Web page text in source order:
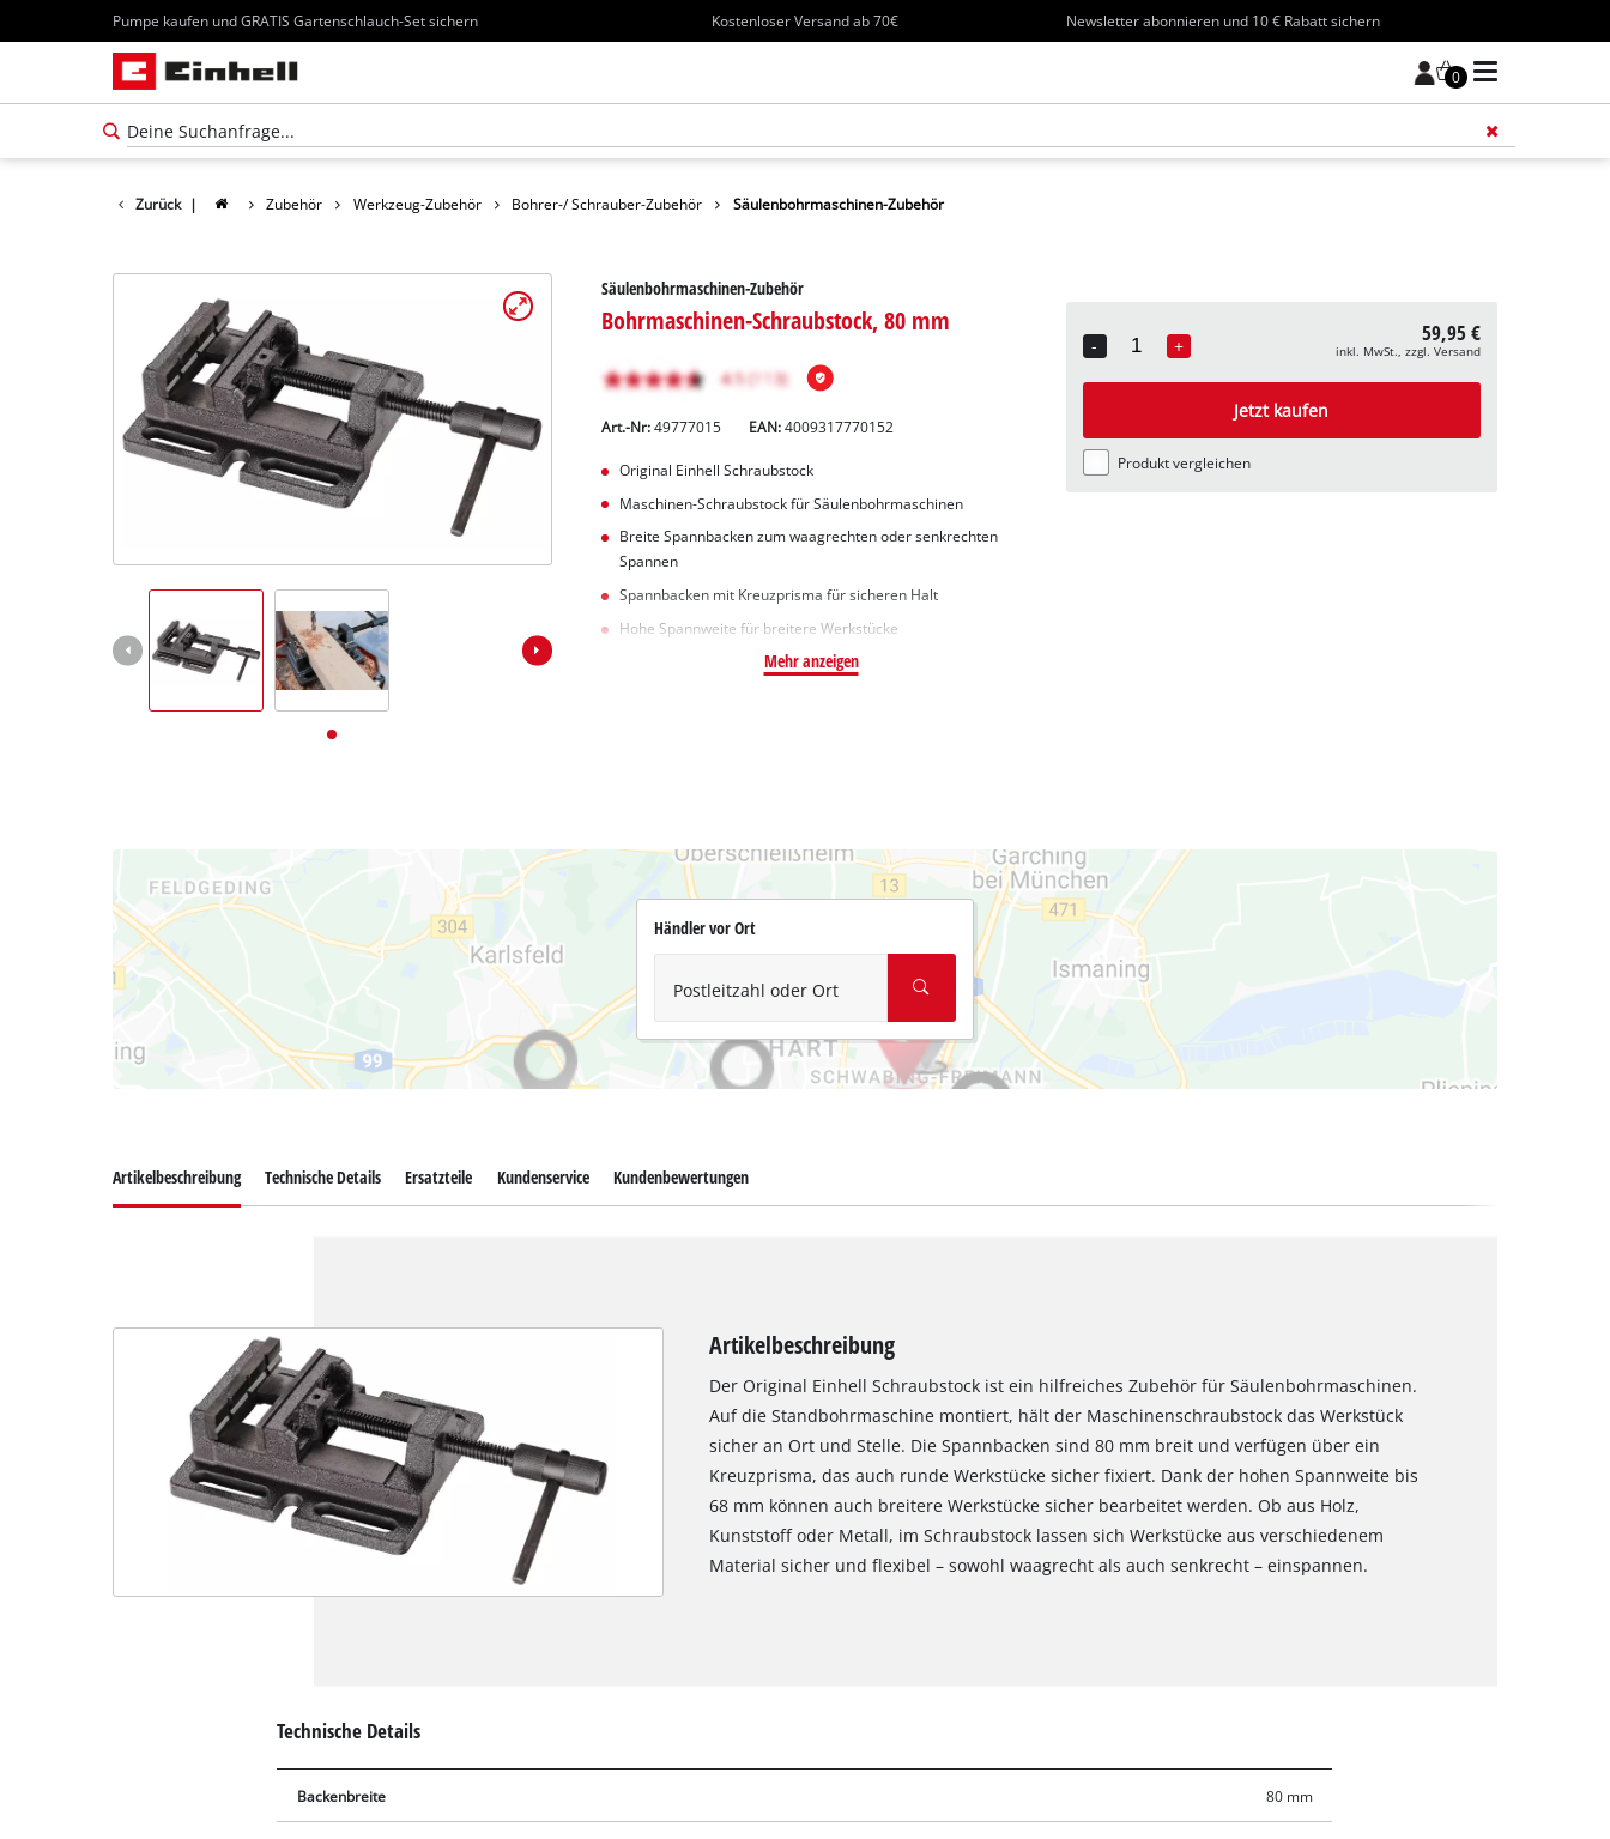
Pumpe kaufen und GRATIS Gartenschlauch-Set sichern Kostenloser Versand ab 70€ Newsletter abonnieren und 10 € Rabatt sichern
0
Zurück | Zubehör Werkzeug-Zubehör Bohrer-/ Schrauber-Zubehör Säulenbohrmaschinen-Zubehör
Säulenbohrmaschinen-Zubehör
Bohrmaschinen-Schraubstock, 80 mm
Art.-Nr:49777015 EAN:4009317770152
Original Einhell Schraubstock
Maschinen-Schraubstock für Säulenbohrmaschinen
Breite Spannbacken zum waagrechten oder senkrechten
Spannen
Spannbacken mit Kreuzprisma für sicheren Halt
Hohe Spannweite für breitere Werkstücke
Mehr anzeigen
-
Quantity
+ 59,95 €
inkl. MwSt., zzgl. Versand
Jetzt kaufen
Produkt vergleichen
Händler vor Ort
Postleitzahl oder Ort
Artikelbeschreibung Technische Details Ersatzteile Kundenservice Kundenbewertungen
Artikelbeschreibung
Der Original Einhell Schraubstock ist ein hilfreiches Zubehör für Säulenbohrmaschinen.
Auf die Standbohrmaschine montiert, hält der Maschinenschraubstock das Werkstück
sicher an Ort und Stelle. Die Spannbacken sind 80 mm breit und verfügen über ein
Kreuzprisma, das auch runde Werkstücke sicher fixiert. Dank der hohen Spannweite bis
68 mm können auch breitere Werkstücke sicher bearbeitet werden. Ob aus Holz,
Kunststoff oder Metall, im Schraubstock lassen sich Werkstücke aus verschiedenem
Material sicher und flexibel – sowohl waagrecht als auch senkrecht – einspannen.
Technische Details
Backenbreite 80 mm